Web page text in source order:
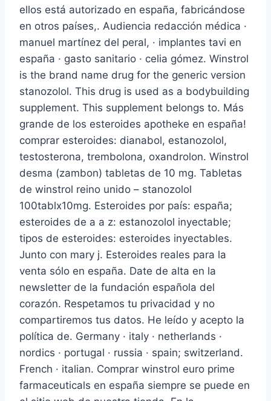
ellos está autorizado en españa, fabricándose
en otros países,. Audiencia redacción médica ·
manuel martínez del peral, · implantes tavi en
españa · gasto sanitario · celia gómez. Winstrol
is the brand name drug for the generic version
stanozolol. This drug is used as a bodybuilding
supplement. This supplement belongs to. Más
grande de los esteroides apotheke en españa!
comprar esteroides: dianabol, estanozolol,
testosterona, trembolona, oxandrolon. Winstrol
desma (zambon) tabletas de 10 mg. Tabletas
de winstrol reino unido – stanozolol
100tablx10mg. Esteroides por país: españa;
esteroides de a a z: estanozolol inyectable;
tipos de esteroides: esteroides inyectables.
Junto con mary j. Esteroides reales para la
venta sólo en españa. Date de alta en la
newsletter de la fundación española del
corazón. Respetamos tu privacidad y no
compartiremos tus datos. He leído y acepto la
política de. Germany · italy · netherlands ·
nordics · portugal · russia · spain; switzerland.
French · italian. Comprar winstrol euro prime
farmaceuticals en españa siempre se puede en